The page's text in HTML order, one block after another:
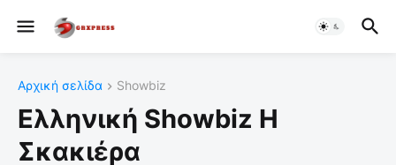
Αρχική σελίδα Showbiz
Ελληνική Showbiz Η
Σκακιέρα